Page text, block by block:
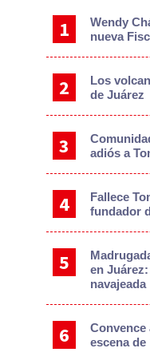
Wendy
nueva
Los
de Juárez
adiós a
Fallece
fundador
en
navajeada
escena